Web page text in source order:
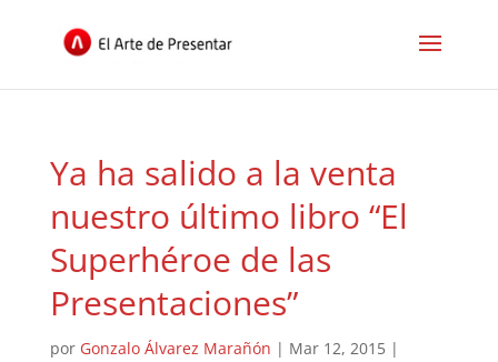
Ya ha salido a la venta
nuestro último libro “El
Superhéroe de las
Presentaciones”
por Gonzalo Álvarez Marañón | Mar 12, 2015|